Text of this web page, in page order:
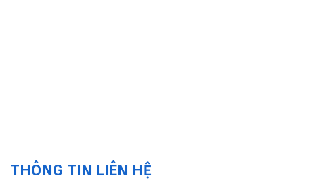
THÔNG TIN LIÊN HỆ